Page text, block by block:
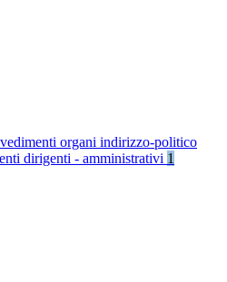
organi indirizzo-politico
dirigenti - amministrativi 1